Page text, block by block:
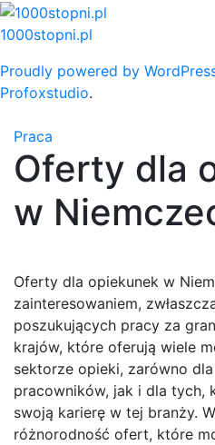
Skip
to
1000stopni.pl
Proudly powered by
Profoxstudio.
Praca
Oferty dla
w
Oferty dla opiekunek w
zainteresowaniem,
poszukujących pracy za
krajów, które oferują wiele
sektorze opieki, zarówno
pracowników, jak i dla tych,
swoją karierę w tej branży.
różnorodność ofert, które